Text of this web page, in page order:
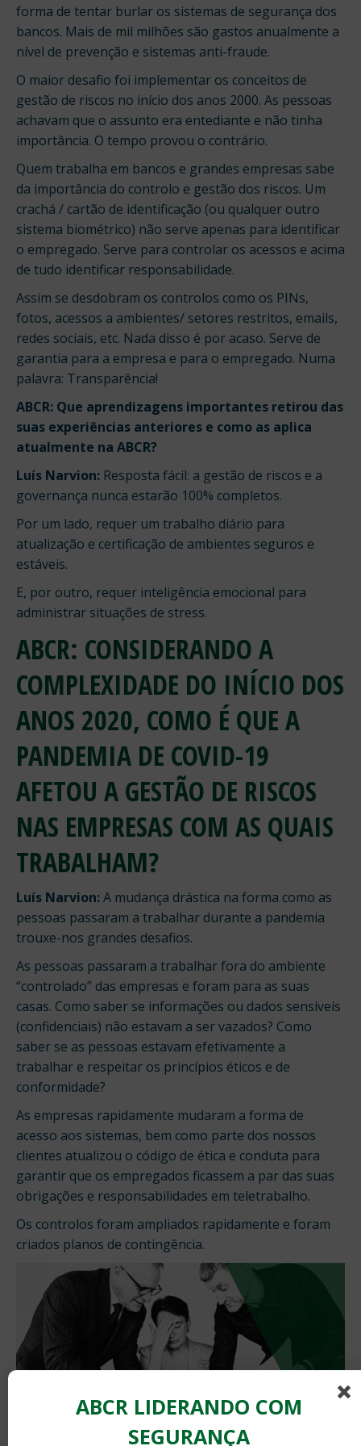
forma de tentar burlar os sistemas de segurança dos
bancos. Mais de mil milhões são gastos anualmente a
nível de prevenção e sistemas anti-fraude.
O maior desafio foi implementar os conceitos de
gestão de riscos no início dos anos 2000. As pessoas
achavam que o assunto era entediante e não tinha
importância. O tempo provou o contrário.
Quem trabalha em bancos e grandes empresas sabe
da importância do controlo e gestão dos riscos. Um
crachá / cartão de identificação (ou qualquer outro
sistema biométrico) não serve apenas para identificar
o empregado. Serve para controlar os acessos e acima
de tudo identificar responsabilidade.
Assim se desdobram os controlos como os PINs,
fotos, acessos a ambientes/ setores restritos, emails,
redes sociais, etc. Nada disso é por acaso. Serve de
garantia para a empresa e para o empregado. Numa
palavra: Transparência!
ABCR: Que aprendizagens importantes retirou das
suas experiências anteriores e como as aplica
atualmente na ABCR?
Luís Narvion: Resposta fácil: a gestão de riscos e a
governança nunca estarão 100% completos.
Por um lado, requer um trabalho diário para
atualização e certificação de ambientes seguros e
estáveis.
E, por outro, requer inteligência emocional para
administrar situações de stress.
ABCR: CONSIDERANDO A
COMPLEXIDADE DO INÍCIO DOS
ANOS 2020, COMO É QUE A
PANDEMIA DE COVID-19
AFETOU A GESTÃO DE RISCOS
NAS EMPRESAS COM AS QUAIS
TRABALHAM?
Luís Narvion:A mudança drástica na forma como as
pessoas passaram a trabalhar durante a pandemia
trouxe-nos grandes desafios.
As pessoas passaram a trabalhar fora do ambiente
“controlado” das empresas e foram para as suas
casas. Como saber se informações ou dados sensíveis
(confidenciais) não estavam a ser vazados? Como
saber se as pessoas estavam efetivamente a
trabalhar e respeitar os princípios éticos e de
conformidade?
As empresas rapidamente mudaram a forma de
acesso aos sistemas, bem como parte dos nossos
clientes atualizou o código de ética e conduta para
garantir que os empregados ficassem a par das suas
obrigações e responsabilidades em teletrabalho.
Os controlos foram ampliados rapidamente e foram
criados planos de contingência.
ABCR LIDERANDO COM
SEGURANÇA